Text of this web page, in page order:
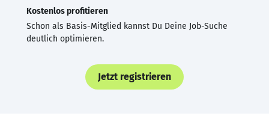
Kostenlos profitieren
Schon als Basis-Mitglied kannst Du Deine Job-Suche
deutlich optimieren.
Jetzt registrieren